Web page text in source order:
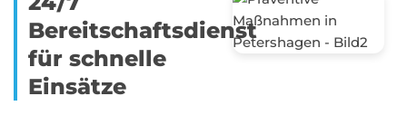
Bereitschaftsdienst
für schnelle
Einsätze